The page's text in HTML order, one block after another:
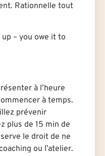
Rationnelle tout
– you owe it to
à l’heure
à temps.
prévenir
plus de 15 min de
le droit de ne
ou l’atelier.